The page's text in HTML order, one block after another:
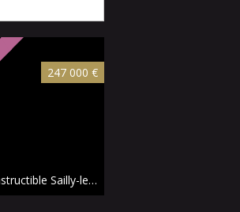
247 000 €
Terrain Constructible Sailly-lez-Lannoy 09 a 68 ca